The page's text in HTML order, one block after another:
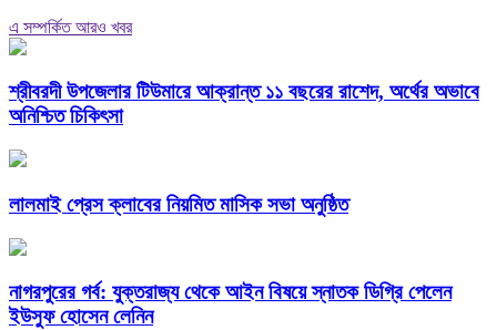
এ সম্পর্কিত আরও খবর
শ্রীবরদী উপজেলার টিউমারে আক্রান্ত ১১ বছরের রাশেদ, অর্থের অভাবে
অনিশ্চিত চিকিৎসা
লালমাই প্রেস ক্লাবের নিয়মিত মাসিক সভা অনুষ্ঠিত
নাগরপুরের গর্ব: যুক্তরাজ্য থেকে আইন বিষয়ে স্নাতক ডিগ্রি পেলেন
ইউসুফ হোসেন লেনিন